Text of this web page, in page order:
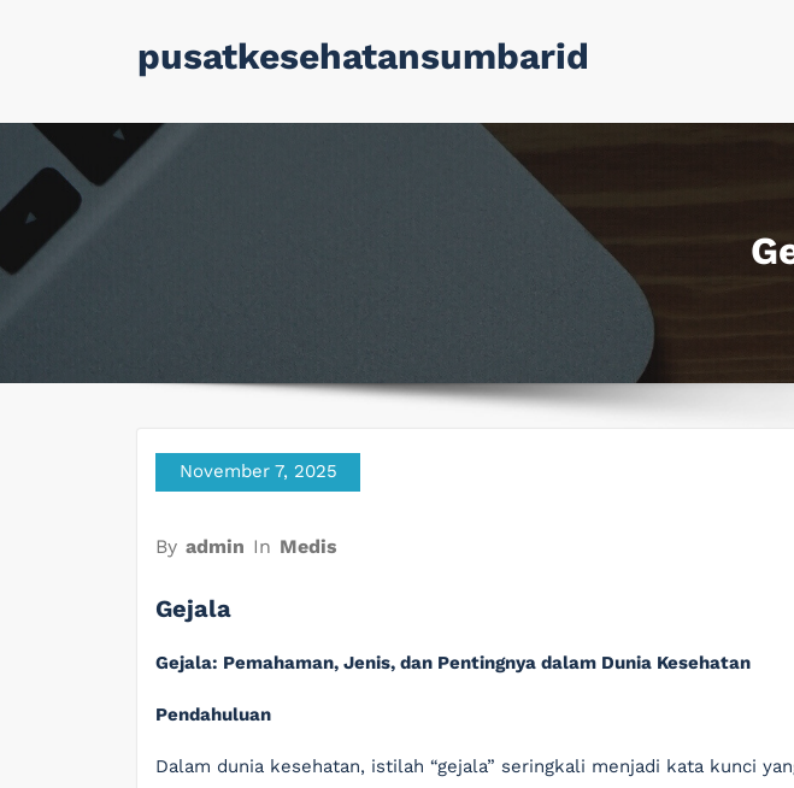
pusatkesehatansumbarid
November 7, 2025
By admin In Medis
Gejala
Gejala: Pemahaman, Jenis, dan Pentingnya dalam Dunia Kesehatan
Pendahuluan
Dalam dunia kesehatan, istilah “gejala” seringkali menjadi kata kunci